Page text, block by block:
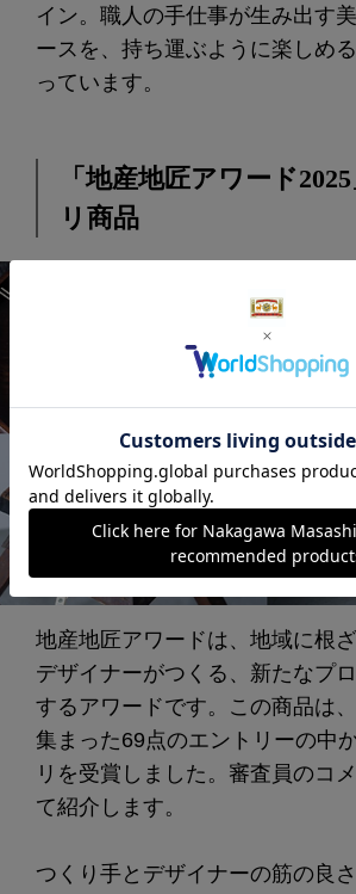
イン。職人の手仕事が生み出す
ースを、持ち運ぶように楽しめ
っています。
「地産地匠アワード
リ商品
地産地匠アワードは、地域に根
デザイナーがつくる、新たなプ
するアワードです。この商品は
集まった69点のエントリーの中
リを受賞しました。審査員のコ
て紹介します。
つくり手とデザイナーの筋の良